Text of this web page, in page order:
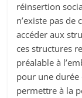
réinsertion
n’existe pas
accéder aux
ces structures
préalable à
pour une durée
permettre à la